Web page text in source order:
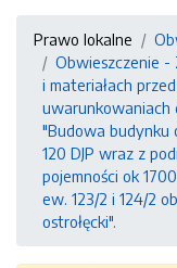
Prawo lokalne
Obwieszczenie -
i materiałach
uwarunkowaniach
"Budowa budynku
120 DJP wraz z
pojemności ok
ew. 123/2 i 124/2
ostrołęcki".